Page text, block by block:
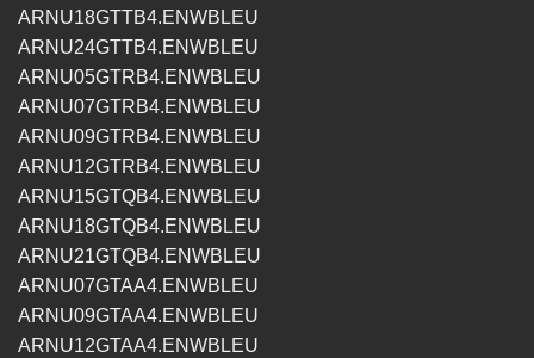
ARNU18GTTB4.ENWBLEU
ARNU24GTTB4.ENWBLEU
ARNU05GTRB4.ENWBLEU
ARNU07GTRB4.ENWBLEU
ARNU09GTRB4.ENWBLEU
ARNU12GTRB4.ENWBLEU
ARNU15GTQB4.ENWBLEU
ARNU18GTQB4.ENWBLEU
ARNU21GTQB4.ENWBLEU
ARNU07GTAA4.ENWBLEU
ARNU09GTAA4.ENWBLEU
ARNU12GTAA4.ENWBLEU